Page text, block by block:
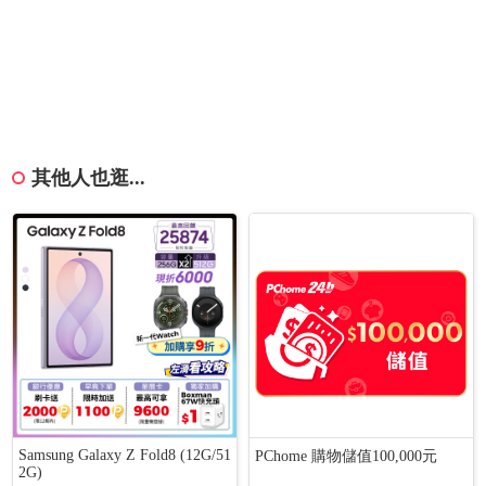
其他人也逛...
Samsung Galaxy Z Fold8 (12G/51
2G)
PChome 購物儲值100,000元